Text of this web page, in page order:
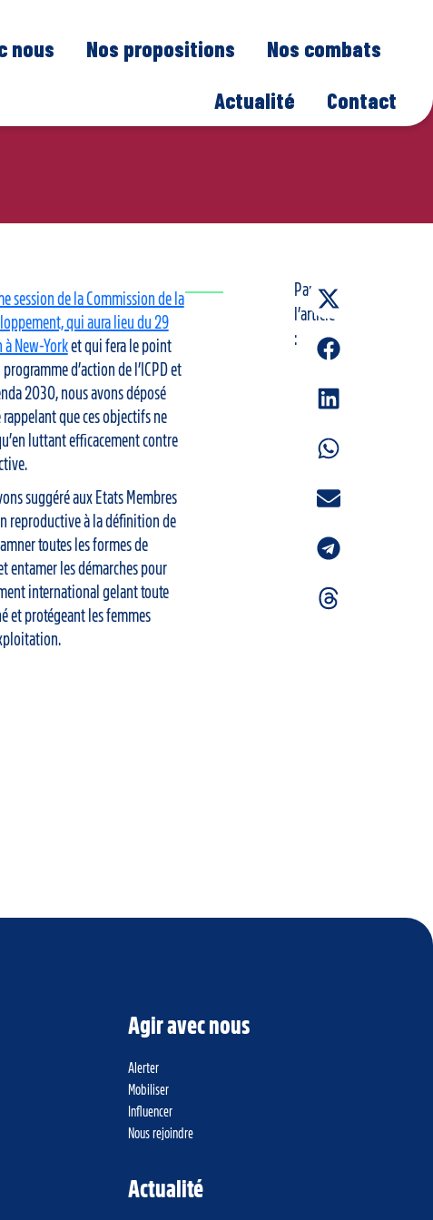
nous Nos propositions
Nos combats
Actualité
Contact
session de la Commission de la
qui aura lieu du 29
New-Yorket qui fera le point
d’action de l’ICPD et
2030, nous avons déposé
que ces objectifs ne
luttant efficacement contre
suggéré aux Etats Membres
reproductive à la définition de
toutes les formes de
entamer les démarches pour
international gelant toute
et protégeant les femmes
Partager
l’article
:
Agir avec nous
Alerter
Mobiliser
Influencer
Nous rejoindre
Actualité